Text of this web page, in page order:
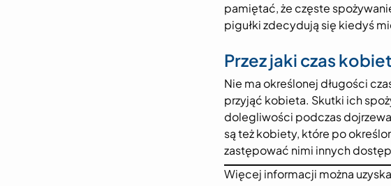
pamiętać, że częste
pigułki zdecydują się kiedyś
Przez jaki czas
Nie ma określonej długości
przyjąć kobieta. Skutki ich
dolegliwości podczas
są też kobiety, które po
zastępować nimi innych
Więcej informacji można